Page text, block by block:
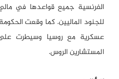
الفرنسية جميع قواعدها في
للجنود الماليين. كما وقعت
عسكرية مع روسيا وسيطرت على
المستشارين الروس.